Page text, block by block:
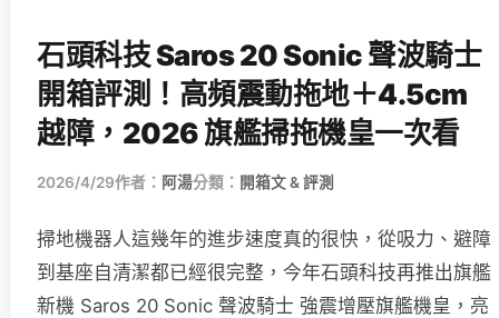
石頭科技 Saros 20 Sonic 聲波騎士
開箱評測！高頻震動拖地＋4.5cm
越障，2026 旗艦掃拖機皇一次看
2026/4/29作者： 阿湯分類： 開箱文 & 評測
掃地機器人這幾年的進步速度真的很快，從吸力、避障
到基座自清潔都已經很完整，今年石頭科技再推出旗艦
新機 Saros 20 Sonic 聲波騎士 強震增壓旗艦機皇，亮